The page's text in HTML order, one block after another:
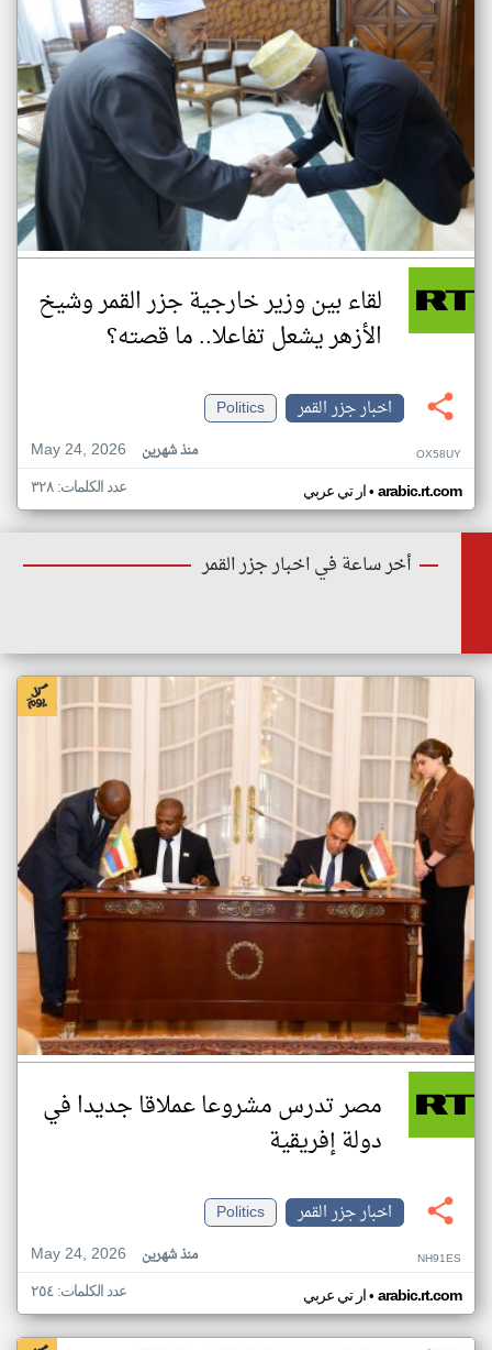
لقاء بين وزير خارجية جزر القمر وشيخ
الأزهر يشعل تفاعلا.. ما قصته؟
اخبار جزر القمر
Politics
May 24, 2026
منذ شهرين OX58UY
ار تي عربي• arabic.rt.com عدد الكلمات: ٣٢٨
أخر ساعة في اخبار جزر القمر
مصر تدرس مشروعا عملاقا جديدا في
دولة إفريقية
اخبار جزر القمر
Politics
May 24, 2026
منذ شهرين NH91ES
ار تي عربي• arabic.rt.com عدد الكلمات: ٢٥٤